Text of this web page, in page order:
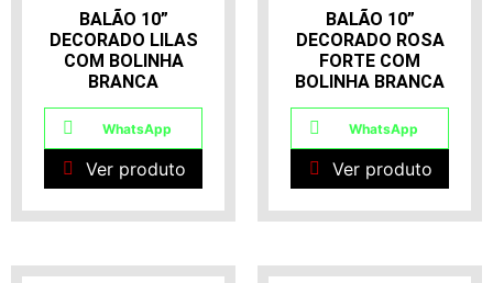
BALÃO 10”
DECORADO LILAS
COM BOLINHA
BRANCA
WhatsApp
Ver produto
BALÃO 10”
DECORADO ROSA
FORTE COM
BOLINHA BRANCA
WhatsApp
Ver produto